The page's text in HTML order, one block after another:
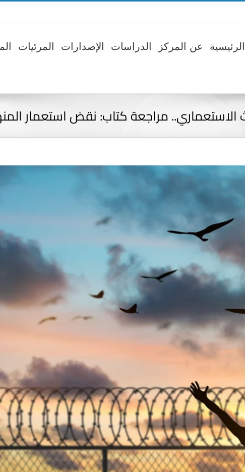
الرئيسية عن المركز الدراسات الإصدارات المرئيات
مراجعة كتاب: نقض استعمار